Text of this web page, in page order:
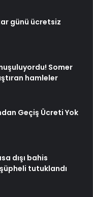
günü ücretsiz
Somer
hamleler
Geçiş Ücreti Yok
dışı bahis
tutuklandı